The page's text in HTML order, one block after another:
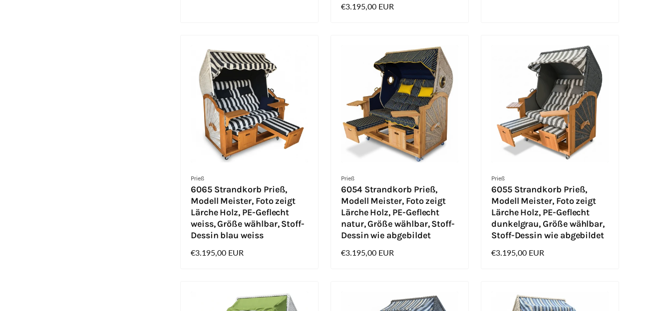
Normaler
€3.195,00 EUR
Anbieter:
Prieß
6065 Strandkorb Prieß,
Modell Meister, Foto zeigt
Lärche Holz, PE-Geflecht
weiss, Größe wählbar, Stoff-
Dessin blau weiss
Normaler
€3.195,00 EUR
Anbieter:
Prieß
6054 Strandkorb Prieß,
Modell Meister, Foto zeigt
Lärche Holz, PE-Geflecht
natur, Größe wählbar, Stoff-
Dessin wie abgebildet
Normaler
€3.195,00 EUR
Anbieter:
Prieß
6055 Strandkorb Prieß,
Modell Meister, Foto zeigt
Lärche Holz, PE-Geflecht
dunkelgrau, Größe wählbar,
Stoff-Dessin wie abgebildet
Normaler
€3.195,00 EUR